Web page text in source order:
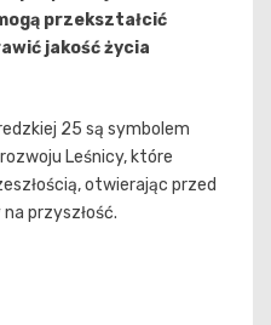
przekształcić
jakość życia
25 są symbolem
Leśnicy, które
otwierając przed
przyszłość.